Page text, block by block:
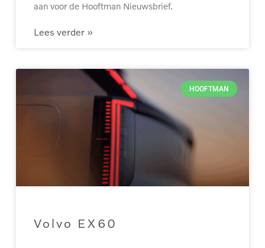
aan voor de Hooftman Nieuwsbrief.
Lees verder »
HOOFTMAN
Volvo EX60